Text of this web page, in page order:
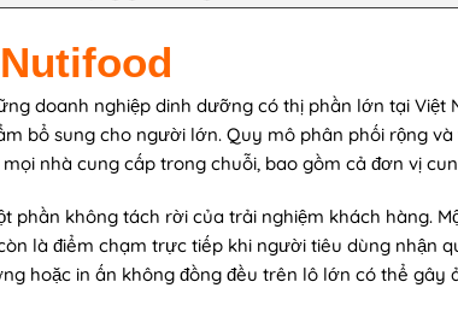
doanh nghiệp dinh dưỡng có thị phần lớn tại
bổ sung cho người lớn. Quy mô phân phối rộng
nhà cung cấp trong chuỗi, bao gồm cả đơn vị
phần không tách rời của trải nghiệm khách hàng.
là điểm chạm trực tiếp khi người tiêu dùng nhận
hoặc in ấn không đồng đều trên lô lớn có thể